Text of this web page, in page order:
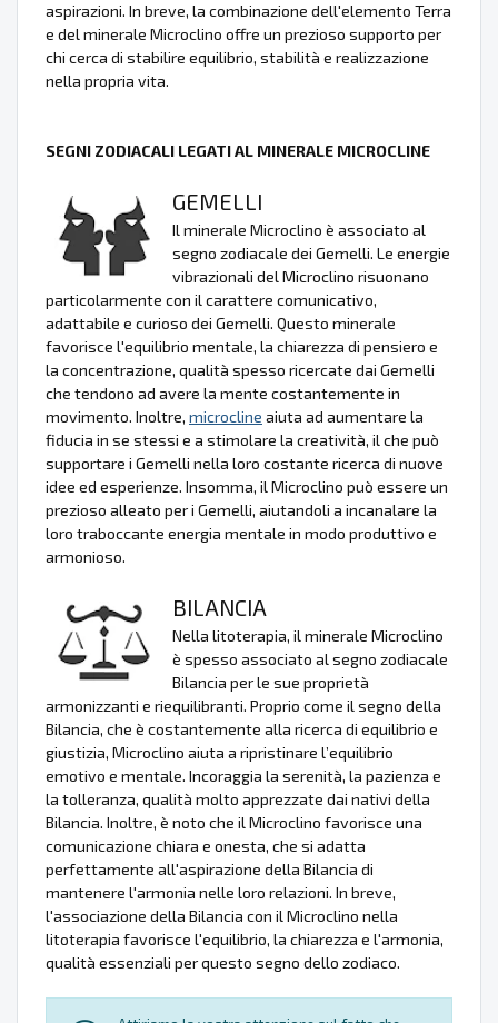
aspirazioni. In breve, la combinazione dell'elemento Terra
e del minerale Microclino offre un prezioso supporto per
chi cerca di stabilire equilibrio, stabilità e realizzazione
nella propria vita.
SEGNI ZODIACALI LEGATI AL MINERALE MICROCLINE
GEMELLI
Il minerale Microclino è associato al
segno zodiacale dei Gemelli. Le energie
vibrazionali del Microclino risuonano
particolarmente con il carattere comunicativo,
adattabile e curioso dei Gemelli. Questo minerale
favorisce l'equilibrio mentale, la chiarezza di pensiero e
la concentrazione, qualità spesso ricercate dai Gemelli
che tendono ad avere la mente costantemente in
movimento. Inoltre, microcline aiuta ad aumentare la
fiducia in se stessi e a stimolare la creatività, il che può
supportare i Gemelli nella loro costante ricerca di nuove
idee ed esperienze. Insomma, il Microclino può essere un
prezioso alleato per i Gemelli, aiutandoli a incanalare la
loro traboccante energia mentale in modo produttivo e
armonioso.
BILANCIA
Nella litoterapia, il minerale Microclino
è spesso associato al segno zodiacale
Bilancia per le sue proprietà
armonizzanti e riequilibranti. Proprio come il segno della
Bilancia, che è costantemente alla ricerca di equilibrio e
giustizia, Microclino aiuta a ripristinare l’equilibrio
emotivo e mentale. Incoraggia la serenità, la pazienza e
la tolleranza, qualità molto apprezzate dai nativi della
Bilancia. Inoltre, è noto che il Microclino favorisce una
comunicazione chiara e onesta, che si adatta
perfettamente all'aspirazione della Bilancia di
mantenere l'armonia nelle loro relazioni. In breve,
l'associazione della Bilancia con il Microclino nella
litoterapia favorisce l'equilibrio, la chiarezza e l'armonia,
qualità essenziali per questo segno dello zodiaco.